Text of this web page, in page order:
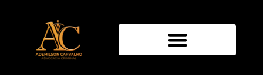
conteúdoContraventor Rogério Andrade e